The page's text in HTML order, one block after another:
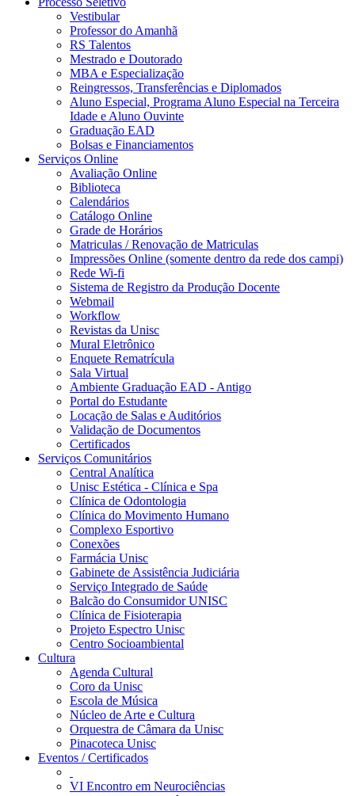
Vestibular
Professor do Amanhã
RS Talentos
Mestrado e Doutorado
MBA e Especialização
Reingressos, Transferências e Diplomados
Aluno Especial, Programa Aluno Especial na Terceira
Idade e Aluno Ouvinte
Graduação EAD
Bolsas e Financiamentos
Serviços Online
Avaliação Online
Biblioteca
Calendários
Catálogo Online
Grade de Horários
Matriculas / Renovação de Matriculas
Impressões Online (somente dentro da rede dos campi)
Rede Wi-fi
Sistema de Registro da Produção Docente
Webmail
Workflow
Revistas da Unisc
Mural Eletrônico
Enquete Rematrícula
Sala Virtual
Ambiente Graduação EAD - Antigo
Portal do Estudante
Locação de Salas e Auditórios
Validação de Documentos
Certificados
Serviços Comunitários
Central Analítica
Unisc Estética - Clínica e Spa
Clínica de Odontologia
Clínica do Movimento Humano
Complexo Esportivo
Conexões
Farmácia Unisc
Gabinete de Assistência Judiciária
Serviço Integrado de Saúde
Balcão do Consumidor UNISC
Clínica de Fisioterapia
Projeto Espectro Unisc
Centro Socioambiental
Cultura
Agenda Cultural
Coro da Unisc
Escola de Música
Núcleo de Arte e Cultura
Orquestra de Câmara da Unisc
Pinacoteca Unisc
Eventos / Certificados
VI Encontro em Neurociências